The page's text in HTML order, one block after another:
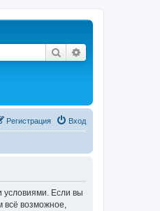
Поиск
Вход
Регистрация
Если вы
всё возможное,